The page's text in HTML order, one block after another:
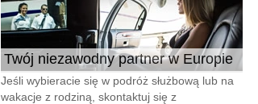
Twój niezawodny partner w Europie
24/7
Jeśli wybieracie się w podróż służbową lub na
wakacje z rodziną, skontaktuj się z